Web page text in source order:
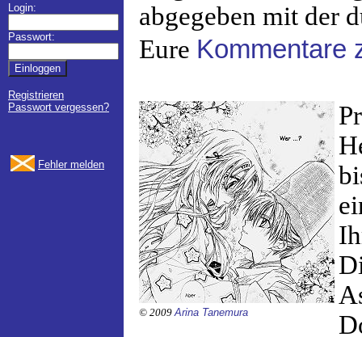
Login:
Passwort:
Registrieren
Passwort vergessen?
Fehler melden
abgegeben mit der
Eure Kommentare
© 2009Arina Tanemura